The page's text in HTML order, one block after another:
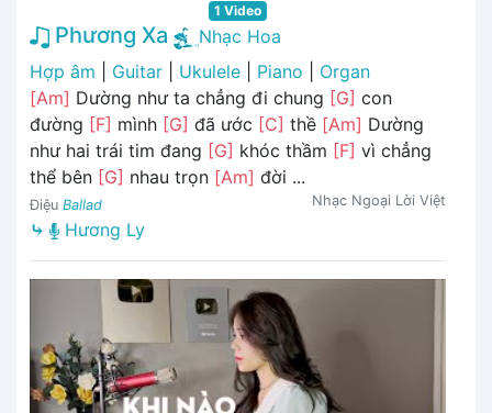
1 Video
Phương Xa
Nhạc Hoa
Hợp âm
Guitar Ukulele Piano
Organ
[Am] Dường như ta chẳng đi chung [G] con
đường [F] mình [G] đã ước [C] thề [Am] Dường
như hai trái tim đang [G] khóc thầm [F] vì chẳng
thể bên [G] nhau trọn [Am] đời ...
Điệu Ballad Nhạc Ngoại Lời Việt
⤷ Hương Ly